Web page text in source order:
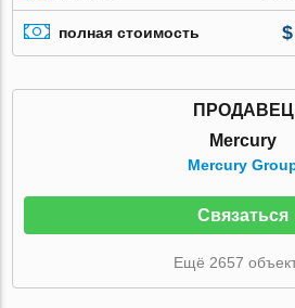
полная стоимость
ПРОДАВЕЦ
Mercury
Mercury
Связаться
Ещё 2657